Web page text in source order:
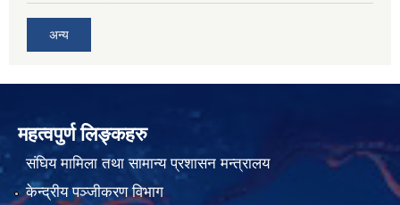
अन्य
महत्वपुर्ण लिङ्कहरु
संघिय मामिला तथा सामान्य प्रशासन मन्त्रालय
केन्द्रीय पञ्जीकरण विभाग